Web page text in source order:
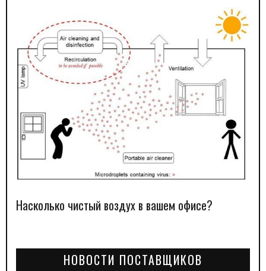
Насколько чистый воздух в вашем офисе?
НОВОСТИ ПОСТАВЩИКОВ